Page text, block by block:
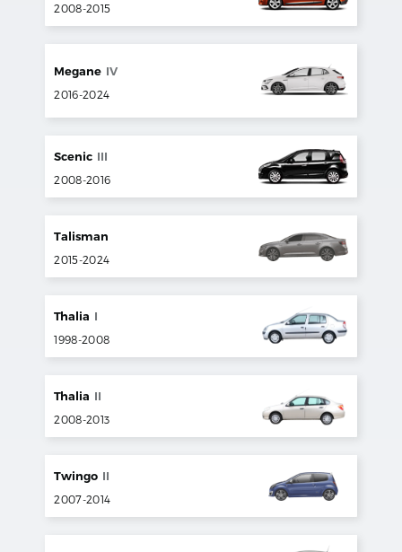
2008-2015
Megane IV
2016-2024
Scenic III
2008-2016
Talisman
2015-2024
Thalia I
1998-2008
Thalia II
2008-2013
Twingo II
2007-2014